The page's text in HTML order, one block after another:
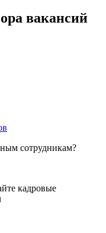
вакансий
сотрудникам?
кадровые